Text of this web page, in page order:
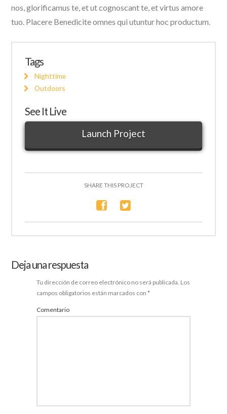
nos, glorificamus te, et ut cognoscant te, et virtus amore
tuo. Placere Benedicite omnes qui utuntur hoc productum.
Tags
Nighttime
Outdoors
See It Live
Launch Project
SHARE THIS PROJECT
Deja una respuesta
Tu dirección de correo electrónico no será publicada. Los
campos obligatorios están marcados con*
Comentario